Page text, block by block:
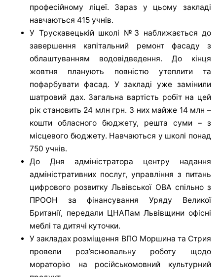
професійному ліцеї. Зараз у цьому закладі
навчаються 415 учнів.
У Трускавецькій школі №3 наближається до
завершення капітальний ремонт фасаду з
облаштуванням водовідведення. До кінця
жовтня планують повністю утеплити та
пофарбувати фасад. У закладі уже замінили
шатровий дах. Загальна вартість робіт на цей
рік становить 24 млн грн. З них майже 14 млн –
кошти обласного бюджету, решта суми – з
місцевого бюджету. Навчаються у школі понад
750 учнів.
До Дня адміністратора центру надання
адміністративних послуг, управління з питань
цифрового розвитку Львівської ОВА спільно з
ПРООН за фінансування Уряду Великої
Британії, передали ЦНАПам Львівщини офісні
меблі та дитячі куточки.
У закладах розміщення ВПО Моршина та Стрия
провели роз’яснювальну роботу щодо
мораторію на російськомовний культурний